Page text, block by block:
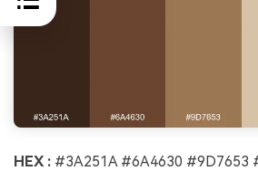
HEX : #3A251A #6A4630 #9D7653